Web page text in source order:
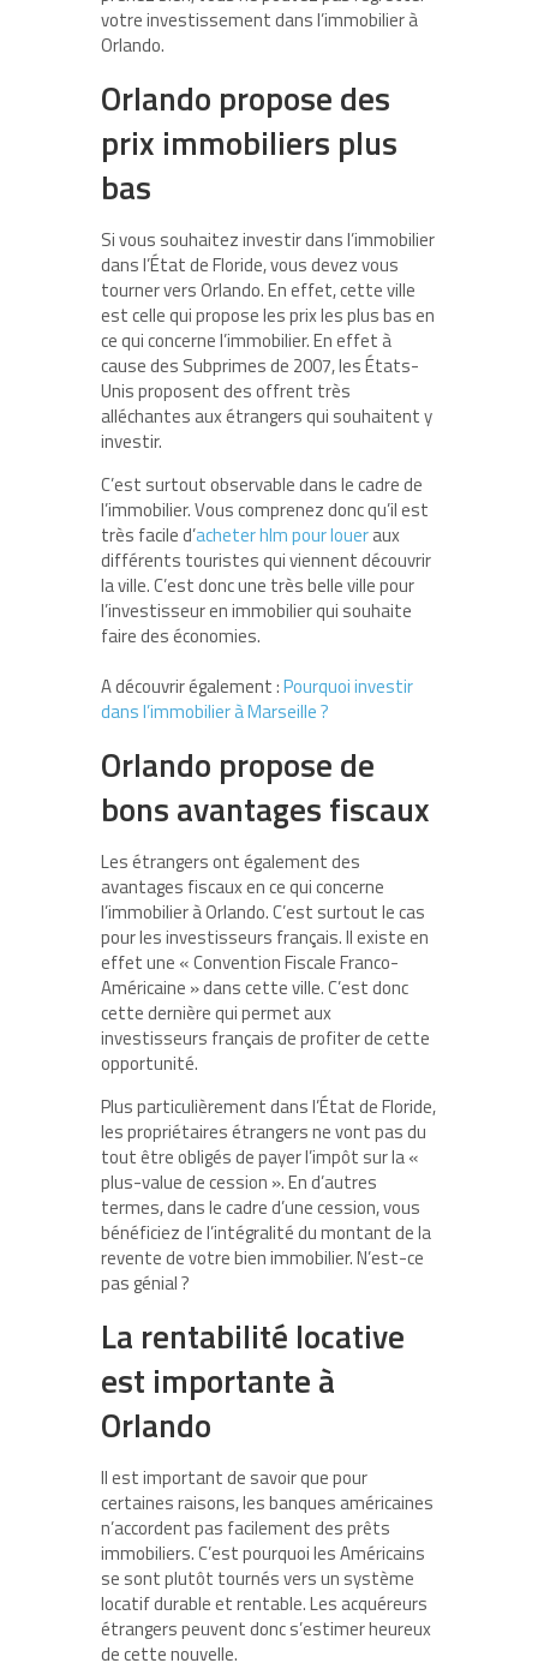
votre investissement dans l’immobilier à
Orlando.
Orlando propose des
prix immobiliers plus
bas
Si vous souhaitez investir dans l’immobilier
dans l’État de Floride, vous devez vous
tourner vers Orlando. En effet, cette ville
est celle qui propose les prix les plus bas en
ce qui concerne l’immobilier. En effet à
cause des Subprimes de 2007, les États-
Unis proposent des offrent très
alléchantes aux étrangers qui souhaitent y
investir.
C’est surtout observable dans le cadre de
l’immobilier. Vous comprenez donc qu’il est
très facile d’acheter hlm pour loueraux
différents touristes qui viennent découvrir
la ville. C’est donc une très belle ville pour
l’investisseur en immobilier qui souhaite
faire des économies.
A découvrir également :Pourquoi investir
dans l’immobilier à Marseille ?
Orlando propose de
bons avantages fiscaux
Les étrangers ont également des
avantages fiscaux en ce qui concerne
l’immobilier à Orlando. C’est surtout le cas
pour les investisseurs français. Il existe en
effet une « Convention Fiscale Franco-
Américaine » dans cette ville. C’est donc
cette dernière qui permet aux
investisseurs français de profiter de cette
opportunité.
Plus particulièrement dans l’État de Floride,
les propriétaires étrangers ne vont pas du
tout être obligés de payer l’impôt sur la «
plus-value de cession ». En d’autres
termes, dans le cadre d’une cession, vous
bénéficiez de l’intégralité du montant de la
revente de votre bien immobilier. N’est-ce
pas génial ?
La rentabilité locative
est importante à
Orlando
Il est important de savoir que pour
certaines raisons, les banques américaines
n’accordent pas facilement des prêts
immobiliers. C’est pourquoi les Américains
se sont plutôt tournés vers un système
locatif durable et rentable. Les acquéreurs
étrangers peuvent donc s’estimer heureux
de cette nouvelle.